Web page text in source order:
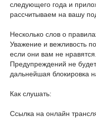
следующего года и
рассчитываем на вашу
Несколько слов о
Уважение и вежливость
если они вам не
Предупреждений не
дальнейшая блокировка
Как слушать:
Ссылка на онлайн